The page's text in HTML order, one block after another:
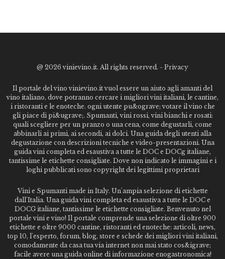
@ 2026 vinievino.it. All rights reserved. - Privacy
Il portale del vino vinievino.it vuol essere un aiuto agli amanti del
vino italiano, dove potranno cercare i migliori vini italiani, le cantine,
i ristoranti e le enoteche. ogni utente pu&ograve; votare il vino che
gli piace di pi&ugrave;. Spumanti, vini rossi, vini bianchi e rosati:
quali scegliere per un pranzo o una cena, come degustarli, come
abbinarli ai primi, ai secondi, ai dolci. Una guida degli utenti alla
degustazione con descrizioni tecniche e video-presentazioni. Una
guida vini completa ed esaustiva a tutte le DOC e DOCg italiane,
tantissime le etichette consigliate. Dove non indicato le immagini e i
loghi pubblicati sono copyright dei legittimi proprietari
Vini e Spumanti made in Italy. Un'ampia selezione di etichette
dall'Italia. Una guida vini completa ed esaustiva a tutte le DOC e
DOCG italiane, tantissime le etichette consigliate. Benvenuto nel
portale vini e vino! Il portale comprende una selezione di oltre 900
etichette e oltre 9000 cantine, ristoranti ed enoteche: articoli, news,
top 10, l'esperto, forum, blog, store e schede dei migliori vini italiani,
comodamente da casa tua via internet non mai stato cos&igrave;
facile avere una guida online di informazione enogastronomica!